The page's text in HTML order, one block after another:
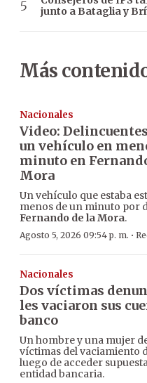
junto a Bataglia y
Más
Nacionales
Video:
un vehículo en
minuto en
Mora
Un vehículo que estaba
menos de un minuto por
Fernando de la Mora.
Agosto 5, 2026 09:54 p. m. ·
Nacionales
Dos víctimas
les vaciaron sus
banco
Un hombre y una mujer
víctimas del vaciamiento
luego de acceder
entidad bancaria.